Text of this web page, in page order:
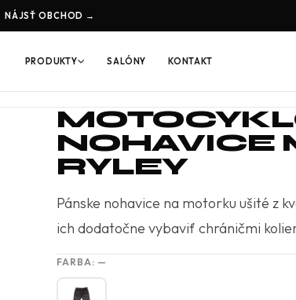
NÁJSŤ OBCHOD →
PRODUKTY SALÓNY KONTAKT
NOHAVICE
RYLEY
Pánske nohavice na motorku ušité z
ich dodatočne vybaviť chráničmi
FARBA: —